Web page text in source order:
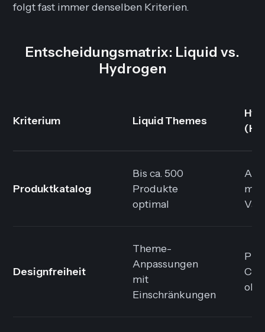
folgt fast immer denselben Kriterien.
Entscheidungsmatrix: Liquid vs.
Hydrogen
Kriterium Liquid Themes
Produktkatalog
Bis ca. 500
Produkte
optimal
Ab
mit
Designfreiheit
Theme-
Anpassungen
mit
Einschränkungen